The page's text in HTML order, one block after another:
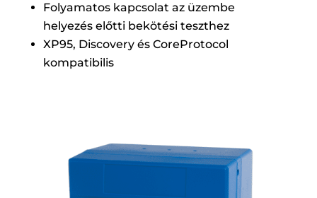
Folyamatos kapcsolat az üzembe
helyezés előtti bekötési teszthez
XP95, Discovery és CoreProtocol
kompatibilis